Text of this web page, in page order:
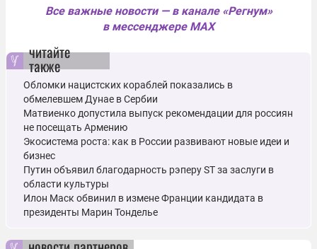
Все важные новости — в канале «Регнум»
в мессенджере MAX
читайте
также
Обломки нацистских кораблей показались в
обмелевшем Дунае в Сербии
Матвиенко допустила выпуск рекомендации для россиян
не посещать Армению
Экосистема роста: как в России развивают новые идеи и
бизнес
Путин объявил благодарность рэперу ST за заслуги в
области культуры
Илон Маск обвинил в измене Франции кандидата в
президенты Марин Тонделье